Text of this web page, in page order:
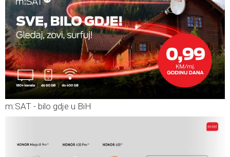
m:SAT - bilo gdje u BiH